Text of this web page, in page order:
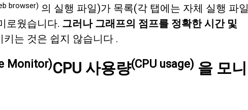
browser) 의 실행 파일)가 목록(각 탭에는 자체 실행 파일
로웠습니다. 그러나 그래프의 점프를 정확한 시간 및
는 것은 쉽지 않습니다 .
Monitor)CPU 사용량(CPU usage) 을 모니